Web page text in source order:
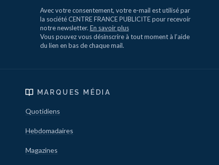
Avec votre consentement, votre e-mail est utilisé par
la société CENTRE FRANCE PUBLICITE pour recevoir
notre newsletter. En savoir plus
Vous pouvez vous désinscrire à tout moment à l’aide
du lien en bas de chaque mail.
MARQUES MÉDIA
Quotidiens
Hebdomadaires
Magazines